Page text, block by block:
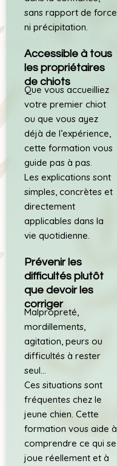
sans rapport de force
ni précipitation.
Accessible à tous
les propriétaires
de chiots
Que vous accueilliez
votre premier chiot
ou que vous ayez
déjà de l’expérience,
cette formation vous
guide pas à pas.
Les explications sont
simples, concrètes et
directement
applicables dans la
vie quotidienne.
Prévenir les
difficultés plutôt
que devoir les
corriger
Malpropreté,
mordillements,
agitation, peurs ou
difficultés à rester
seul…
Ces situations sont
fréquentes chez le
jeune chien. Cette
formation vous aide à
comprendre ce qui se
joue réellement et à